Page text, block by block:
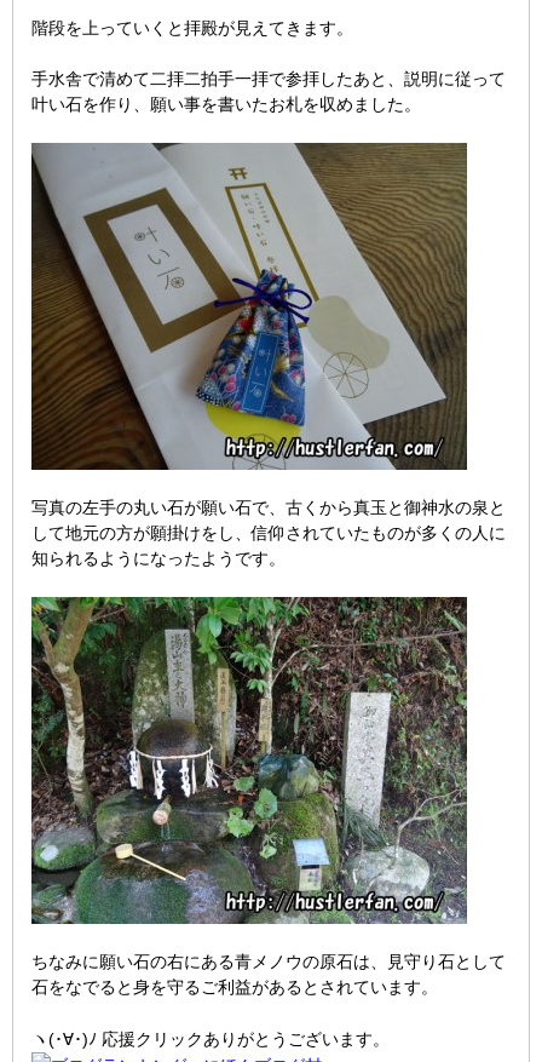
階段を上っていくと拝殿が見えてきます。
手水舎で清めて二拝二拍手一拝で参拝したあと、説明に従って
叶い石を作り、願い事を書いたお札を収めました。
写真の左手の丸い石が願い石で、古くから真玉と御神水の泉と
して地元の方が願掛けをし、信仰されていたものが多くの人に
知られるようになったようです。
ちなみに願い石の右にある青メノウの原石は、見守り石として
石をなでると身を守るご利益があるとされています。
ヽ(･∀･)ﾉ 応援クリックありがとうございます。